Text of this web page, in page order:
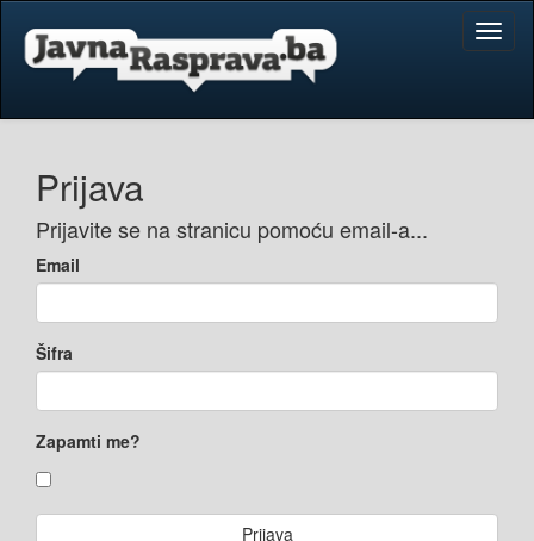
Prijava
Prijavite se na stranicu pomoću email-a...
Email
Šifra
Zapamti me?